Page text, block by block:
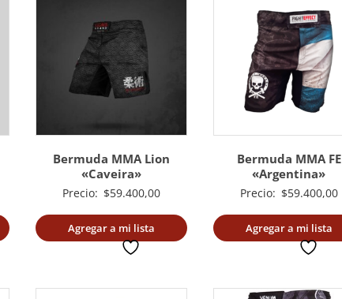
Bermuda MMA Lion
«Caveira»
Precio: $59.400,00
Agregar a mi lista
Bermuda MMA FE
«Argentina»
Precio: $59.400,00
Agregar a mi lista